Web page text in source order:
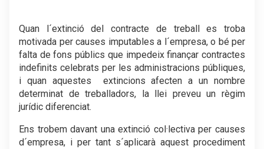
Quan l´extinció del contracte de treball es troba
motivada per causes imputables a l´empresa, o bé per
falta de fons públics que impedeix finançar contractes
indefinits celebrats per les administracions públiques,
i quan aquestes extincions afecten a un nombre
determinat de treballadors, la llei preveu un règim
jurídic diferenciat.
Ens trobem davant una extinció col·lectiva per causes
d´empresa, i per tant s´aplicarà aquest procediment